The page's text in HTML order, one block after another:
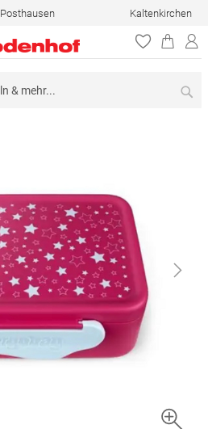
Posthausen Kaltenkirchen